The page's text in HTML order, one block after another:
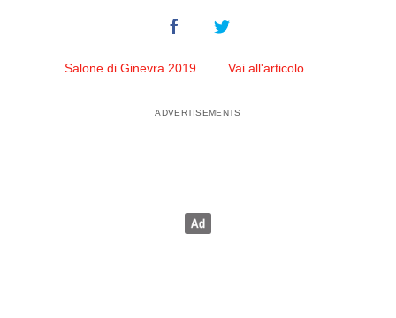
Salone di Ginevra 2019 Vai all'articolo